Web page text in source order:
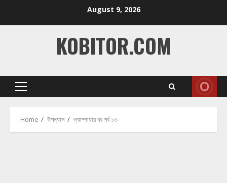
August 9, 2026
KOBITOR.COM
Primary
Home উপন্যাস ভ্যাম্পায়ার বর পর্ব ১৩